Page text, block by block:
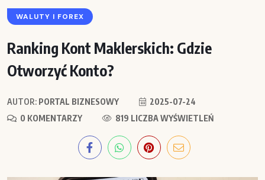
WALUTY I FOREX
Ranking Kont Maklerskich: Gdzie
Otworzyć Konto?
AUTOR: PORTAL BIZNESOWY
2025-07-24
0 KOMENTARZY
819 LICZBA WYŚWIETLEŃ